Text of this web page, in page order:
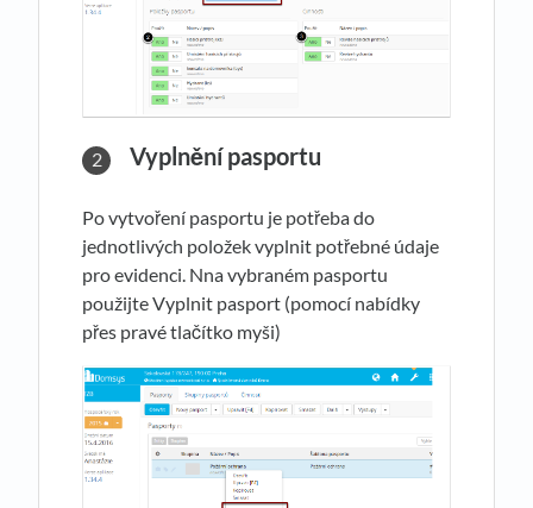
Vyplnění pasportu
Po vytvoření pasportu je potřeba do
jednotlivých položek vyplnit potřebné údaje
pro evidenci. Nna vybraném pasportu
použijte Vyplnit pasport (pomocí nabídky
přes pravé tlačítko myši)